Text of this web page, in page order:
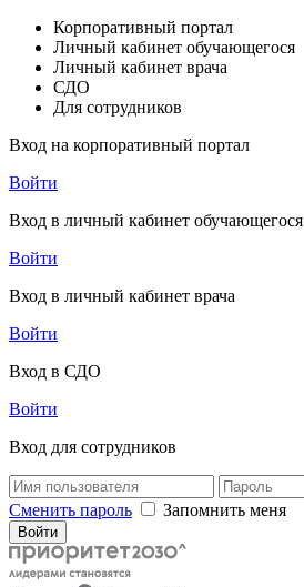
Корпоративный портал
Личный кабинет обучающегося
Личный кабинет врача
СДО
Для сотрудников
Вход на корпоративный портал
Войти
Вход в личный кабинет обучающегося
Войти
Вход в личный кабинет врача
Войти
Вход в СДО
Войти
Вход для сотрудников
Сменить пароль Запомнить меня